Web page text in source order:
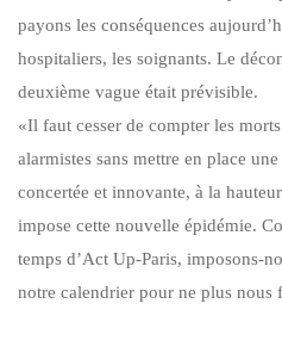
payons les conséquences
hospitaliers, les soignants. Le
deuxième vague était prévisible.
«Il faut cesser de compter les
alarmistes sans mettre en place
concertée et innovante, à la
impose cette nouvelle épidémie.
temps d’Act Up-Paris, imposons-
notre calendrier pour ne plus nous